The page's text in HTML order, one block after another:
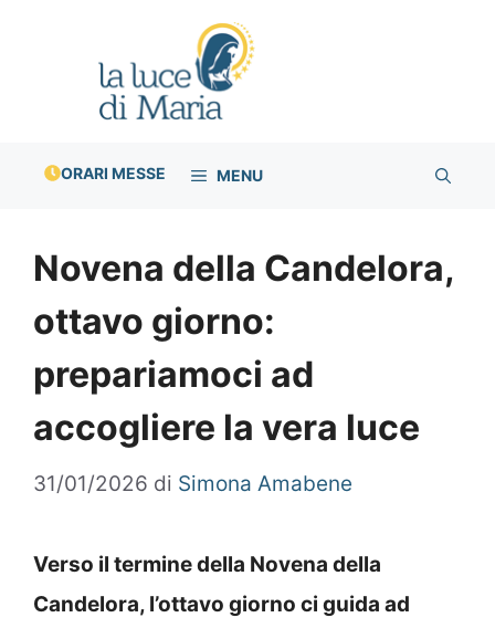
ORARI MESSE MENU
Novena della Candelora,
ottavo giorno:
prepariamoci ad
accogliere la vera luce
31/01/2026 di Simona Amabene
Verso il termine della Novena della
Candelora, l’ottavo giorno ci guida ad